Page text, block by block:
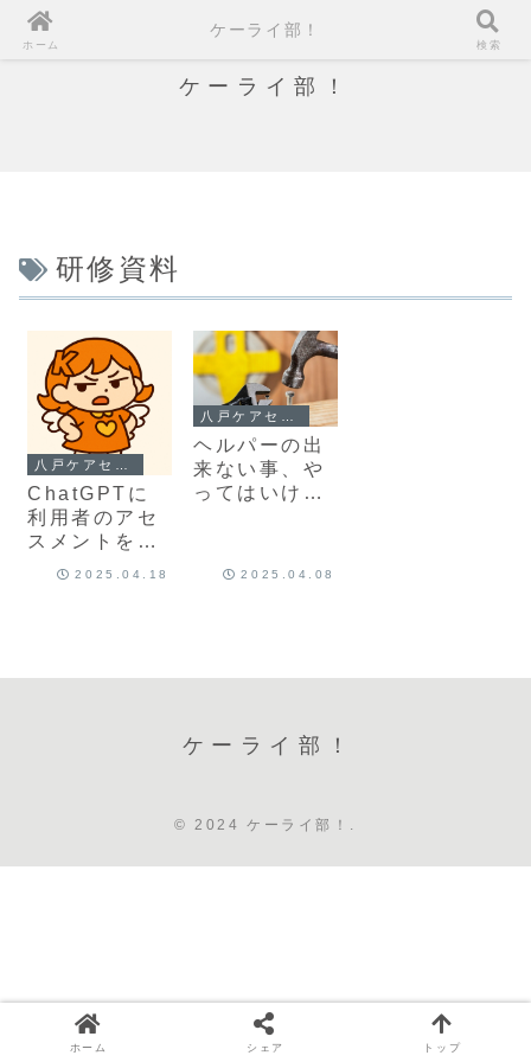
ケーライ部！
研修資料
ChatGPTに
利用者のアセ
スメントをお
願いしてみた
2025.04.18
ヘルパーの出
来ない事、や
ってはいけな
2025.04.08
ケーライ部！
© 2024 ケーライ部！.
ホーム
ケーライ部！
検索
ホーム シェア トップ